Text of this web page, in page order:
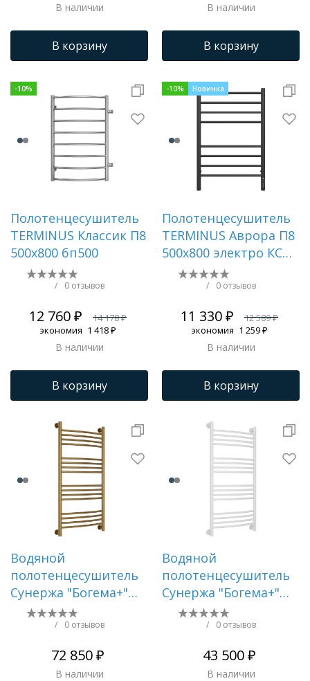
В наличии
В корзину
В наличии
В корзину
-10%
Полотенцесушитель
TERMINUS Классик П8
500х800 бп500
/ 0 отзывов
12 760 ₽
14 178 ₽
экономия 1 418 ₽
В наличии
В корзину
Новинка
-10%
Полотенцесушитель
TERMINUS Аврора П8
500х800 электро КС
9005 матовый ( new
встроен диммер)
/ 0 отзывов
11 330 ₽
12 589 ₽
экономия 1 259 ₽
В наличии
В корзину
Водяной
полотенцесушитель
Сунержа "Богема+"
1000х500
(Состаренная
/ 0 отзывов
72 850 ₽
В наличии
Водяной
полотенцесушитель
Сунержа "Богема+"
1000х500 (Матовый
/ 0 отзывов
43 500 ₽
В наличии